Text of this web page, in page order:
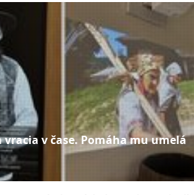
vracia v čase. Pomáha mu umelá